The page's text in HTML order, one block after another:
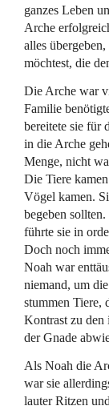
ganzes Leben
Arche
alles
möchtest, die
Die Arche war
Familie
bereitete sie für
in die Arche
Menge, nicht
Die Tiere
Vögel kamen.
begeben
führte sie in
Doch noch
Noah war
niemand, um
stummen Tiere,
Kontrast zu den
der Gnade
Als Noah die
war sie
lauter Ritzen